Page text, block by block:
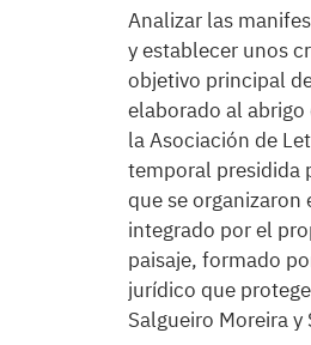
Analizar las
y establecer unos
objetivo principal
elaborado al abrigo
la Asociación de
temporal presidida
que se
integrado por el
paisaje, formado
jurídico que
Salgueiro Moreira